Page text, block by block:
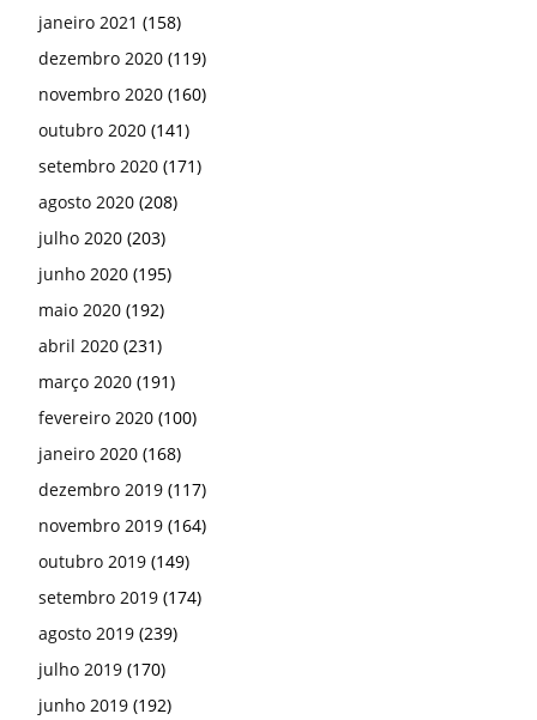
janeiro 2021 (158)
dezembro 2020 (119)
novembro 2020 (160)
outubro 2020 (141)
setembro 2020 (171)
agosto 2020 (208)
julho 2020 (203)
junho 2020 (195)
maio 2020 (192)
abril 2020 (231)
março 2020 (191)
fevereiro 2020 (100)
janeiro 2020 (168)
dezembro 2019 (117)
novembro 2019 (164)
outubro 2019 (149)
setembro 2019 (174)
agosto 2019 (239)
julho 2019 (170)
junho 2019 (192)